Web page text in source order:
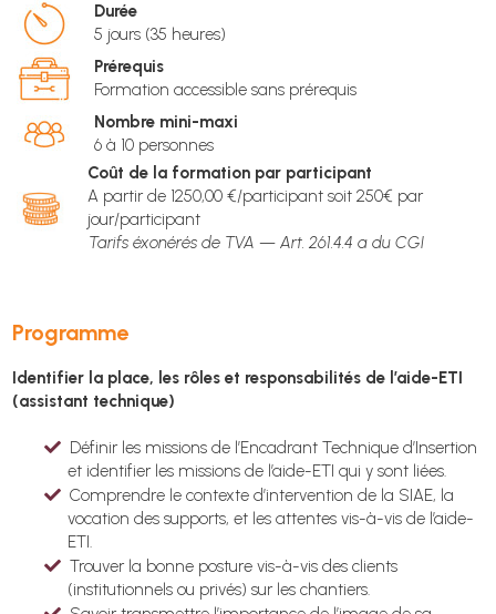
Durée
5 jours (35 heures)
Prérequis
Formation accessible sans prérequis
Nombre mini-maxi
6 à 10 personnes
Coût de la formation par participant
A partir de 1250,00 €/participant soit 250€ par
jour/participant
Tarifs éxonérés de TVA — Art. 261.4.4 a du CGI
Programme
Identifier la place, les rôles et responsabilités de l’aide-ETI
(assistant technique)
Définir les missions de l’Encadrant Technique d’Insertion
et identifier les missions de l’aide-ETI qui y sont liées.
Comprendre le contexte d’intervention de la SIAE, la
vocation des supports, et les attentes vis-à-vis de l’aide-
ETI.
Trouver la bonne posture vis-à-vis des clients
(institutionnels ou privés) sur les chantiers.